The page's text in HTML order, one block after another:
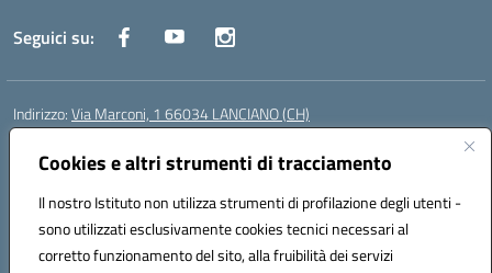
Cookies e altri strumenti di tracciamento
Il nostro Istituto non utilizza strumenti di profilazione degli utenti -
sono utilizzati esclusivamente cookies tecnici necessari al
corretto funzionamento del sito, alla fruibilità dei servizi
Seguici su:
Indirizzo:Via Marconi, 1 66034 LANCIANO (CH)
Centralino:
Posta elettronica certificata (PEC):chic840006@pec.istruzione.it
Codice fiscale: 90031370696
Codice meccanografico:CHIC840006
Codice Indice delle Pubbliche Amministrazioni (IPA): istsc_chic840006